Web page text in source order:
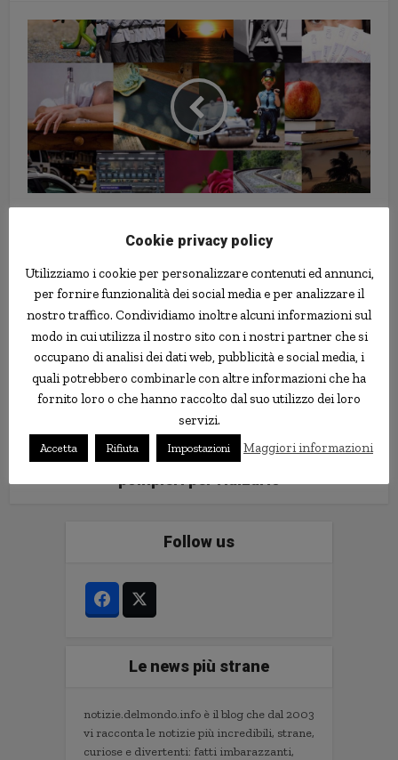
palestinesi
Uomo obeso cade a terra, 6
Follow us
Le news più strane
notizie.delmondo.info è il blog che dal 2003
vi racconta le notizie più incredibili, strane,
curiose e divertenti: fatti imbarazzanti,
Cookie privacy policy
Utilizziamo i cookie per personalizzare contenuti ed annunci,
per fornire funzionalità dei social media e per analizzare il
nostro traffico. Condividiamo inoltre alcuni informazioni sul
modo in cui utilizza il nostro sito con i nostri partner che si
occupano di analisi dei dati web, pubblicità e social media, i
quali potrebbero combinarle con altre informazioni che ha
fornito loro o che hanno raccolto dal suo utilizzo dei loro
servizi.
Accetta Rifiuta Impostazioni Maggiori informazioni